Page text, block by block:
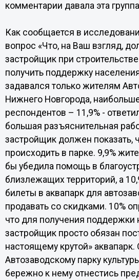
комментарии давала эта
Как сообщается в
вопрос «Что, на Ваш взгляд,
застройщик при
получить поддержку
задавался только жителям
Нижнего Новгорода,
респондентов – 11,9% -
большая разъяснительная
застройщик должен показать,
происходить в парке. 9,9%
бы убедила помощь в
близлежащих территорий, а
билеты в аквапарк для
продавать со скидками. 10%
что для получения поддержки
застройщик просто обязан
настоящему крутой»
Автозаводскому парку
бережно к нему отнестись